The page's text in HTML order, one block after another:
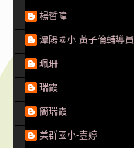
楊晢暐
潭陽國小 黃子倫輔導員
珮珊
瑞霞
簡瑞霞
美群國小-壹婷